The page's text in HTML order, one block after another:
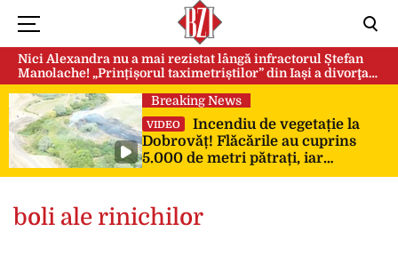
Nici Alexandra nu a mai rezistat lângă infractorul Ștefan
Manolache! „Prințișorul taximetriștilor” din Iași a divorţat
după doi ani de căsnicie
Breaking News
VIDEO
Incendiu de vegetație la
Dobrovăț! Flăcările au cuprins
5.000 de metri pătrați, iar
pompierii au intervenit de urgență
boli ale rinichilor